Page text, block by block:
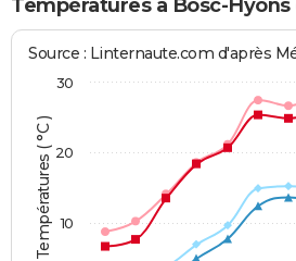
Températures à Bosc-Hyons
Températures ( °C )
Source : Linternaute.com d'après
10
20
30